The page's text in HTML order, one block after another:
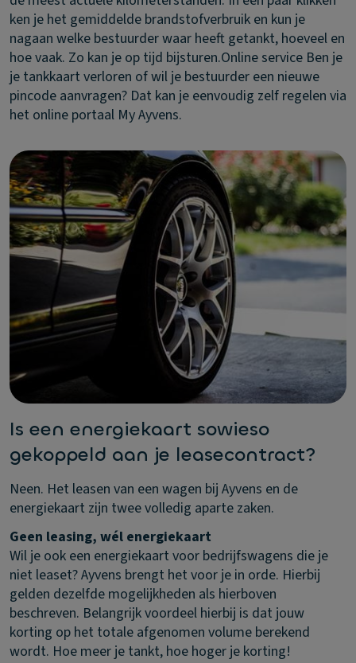
ken je het gemiddelde brandstofverbruik en kun je
nagaan welke bestuurder waar heeft getankt, hoeveel en
hoe vaak. Zo kan je op tijd bijsturen.Online service Ben je
je tankkaart verloren of wil je bestuurder een nieuwe
pincode aanvragen? Dat kan je eenvoudig zelf regelen via
het online portaal My Ayvens.
Is een energiekaart sowieso
gekoppeld aan je leasecontract?
Neen. Het leasen van een wagen bij Ayvens en de
energiekaart zijn twee volledig aparte zaken.
Geen leasing, wél energiekaart
Wil je ook een energiekaart voor bedrijfswagens die je
niet leaset? Ayvens brengt het voor je in orde. Hierbij
gelden dezelfde mogelijkheden als hierboven
beschreven. Belangrijk voordeel hierbij is dat jouw
korting op het totale afgenomen volume berekend
wordt. Hoe meer je tankt, hoe hoger je korting!